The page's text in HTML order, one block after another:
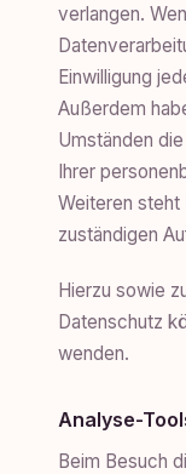
verlangen.
Einwilligung
Außerdem
Umständen
Ihrer
Weiteren steht
zuständigen
Hierzu sowie
Datenschutz
wenden.
Analyse-
Beim Besuch